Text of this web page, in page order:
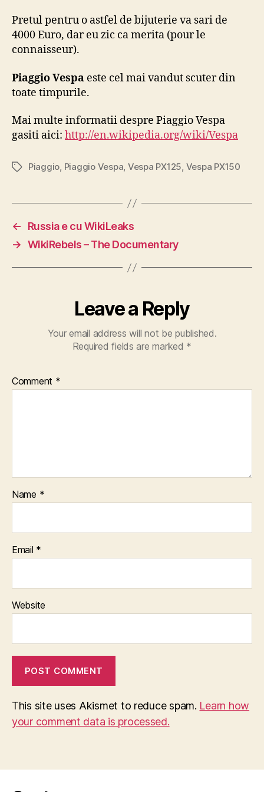
Pretul pentru o astfel de bijuterie va sari de
4000 Euro, dar eu zic ca merita (pour le
connaisseur).
Piaggio Vespa este cel mai vandut scuter din
toate timpurile.
Mai multe informatii despre Piaggio Vespa
gasiti aici: http://en.wikipedia.org/wiki/Vespa
TagsPiaggio, Piaggio Vespa, Vespa PX125, Vespa PX150
←
Russia e cu WikiLeaks
→ WikiRebels – The Documentary
Leave a Reply
Your email address will not be published.
Required fields are marked *
Comment *
Name *
Email *
Website
This site uses Akismet to reduce spam. Learn how
your comment data is processed.